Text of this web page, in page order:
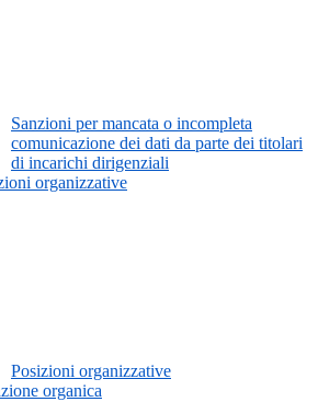
Sanzioni per mancata o incompleta
comunicazione dei dati da parte dei titolari
di incarichi dirigenziali
organizzative
Posizioni organizzative
organica